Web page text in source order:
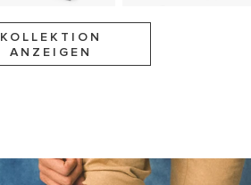
KOLLEKTION
ANZEIGEN